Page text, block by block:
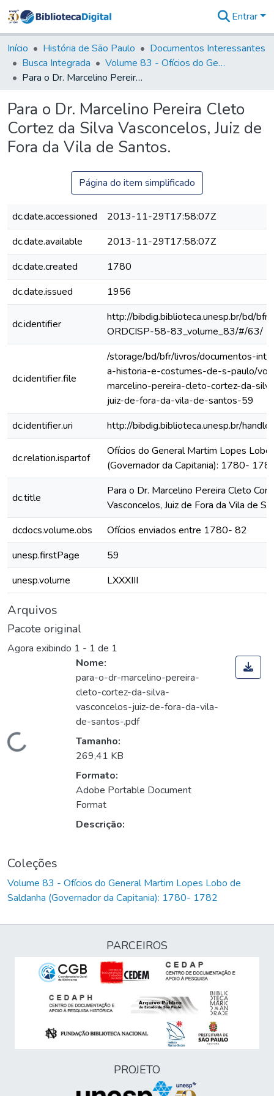
&
Coleções
Tudo na
Biblioteca
Estatísticas
Entrar
Início História de São Paulo
Documentos Interessantes
Busca Integrada
Volume 83 - Ofícios do General Martim Lopes Lobo de Saldanha (Governador da Capitania): 1780- 1782
Para o Dr. Marcelino Pereira Cleto Cortez da Silva Vasconcelos, Juiz de Fora da Vila de Santos.
Para o Dr. Marcelino Pereira Cleto
Cortez da Silva Vasconcelos, Juiz de
Fora da Vila de Santos.
Página do item simplificado
dc.date.accessioned
2013-11-29T17:58:07Z
dc.date.available
2013-11-29T17:58:07Z
dc.date.created
1780
dc.date.issued
1956
dc.identifier
http://bibdig.biblioteca.unesp.br/bd/
ORDCISP-58-83_volume_83/#/63/
dc.identifier.file
/storage/bd/bfr/livros/documentos-
a-historia-e-costumes-de-s-paulo/
marcelino-pereira-cleto-cortez-da-
juiz-de-fora-da-vila-de-santos-59
dc.identifier.uri
http://bibdig.biblioteca.unesp.br/
dc.relation.ispartof
Ofícios do General Martim Lopes Lobo
(Governador da Capitania): 1780-
dc.title
Para o Dr. Marcelino Pereira Cleto
Vasconcelos, Juiz de Fora da Vila de
dcdocs.volume.obs
Ofícios enviados entre 1780- 82
unesp.firstPage
59
unesp.volume
LXXXIII
Arquivos
Pacote original
Agora exibindo 1 - 1 de 1
Carregando...
Nome:
para-o-dr-marcelino-pereira-
cleto-cortez-da-silva-
vasconcelos-juiz-de-fora-da-vila-
de-santos-.pdf
Tamanho:
269,41 KB
Formato:
Adobe Portable Document
Format
Descrição:
Coleções
Volume 83 - Ofícios do General Martim Lopes Lobo de
Saldanha (Governador da Capitania): 1780- 1782
PARCEIROS
PROJETO